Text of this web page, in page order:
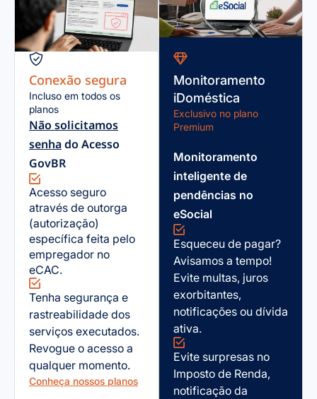
Conexão segura
Incluso em todos os
planos
Não solicitamos
senhado Acesso
GovBR
Acesso seguro
através de outorga
(autorização)
específica feita pelo
empregador no
eCAC.
Tenha segurança e
rastreabilidade dos
serviços executados.
Revogue o acesso a
qualquer momento.
Conheça nossos planos
Monitoramento
iDoméstica
Exclusivo no plano
Premium
Monitoramento
inteligente de
pendências no
eSocial
Esqueceu de pagar?
Avisamos a tempo!
Evite multas, juros
exorbitantes,
notificações ou dívida
ativa.
Evite surpresas no
Imposto de Renda,
notificação da